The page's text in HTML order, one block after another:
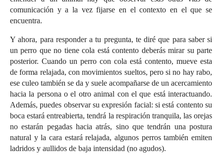
comunicación y a la vez fijarse en el contexto en el que se
encuentra.
Y ahora, para responder a tu pregunta, te diré que para saber si
un perro que no tiene cola está contento deberás mirar su parte
posterior. Cuando un perro con cola está contento, mueve esta
de forma relajada, con movimientos sueltos, pero si no hay rabo,
ese culeo también se da y suele acompañarse de un acercamiento
hacia la persona o el otro animal con el que está interactuando.
Además, puedes observar su expresión facial: si está contento su
boca estará entreabierta, tendrá la respiración tranquila, las orejas
no estarán pegadas hacia atrás, sino que tendrán una postura
natural y la cara estará relajada, algunos perros también emiten
ladridos y aullidos de baja intensidad (no agudos).